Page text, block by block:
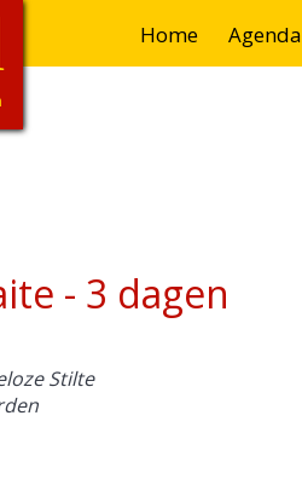
Hoofdnavigatie
Home Agenda
- 3 dagen
Stilte